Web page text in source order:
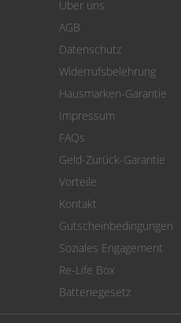
Cookie Einstellungen
Über uns
AGB
Datenschutz
Widerrufsbelehrung
Hausmarken-Garantie
Impressum
FAQs
Geld-Zurück-Garantie
Vorteile
Kontakt
Gutscheinbedingungen
Soziales Engagement
Re-Life Box
Batteriegesetz